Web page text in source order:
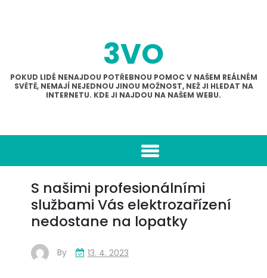
3VO
POKUD LIDÉ NENAJDOU POTŘEBNOU POMOC V NAŠEM REÁLNÉM
SVĚTĚ, NEMAJÍ NEJEDNOU JINOU MOŽNOST, NEŽ JI HLEDAT NA
INTERNETU. KDE JI NAJDOU NA NAŠEM WEBU.
S našimi profesionálními
službami Vás elektrozařízení
nedostane na lopatky
By 13. 4. 2023